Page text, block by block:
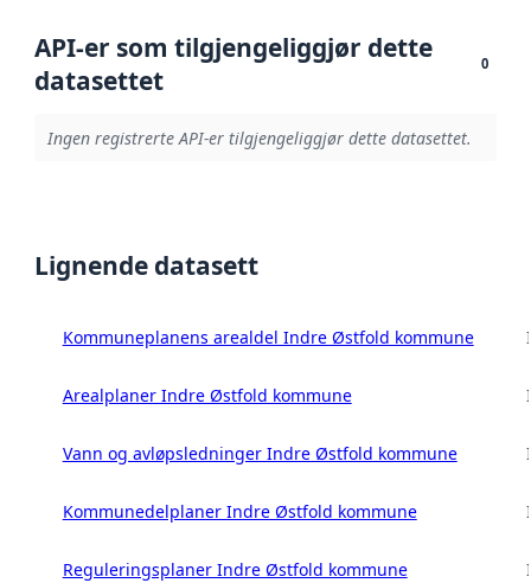
API-er som tilgjengeliggjør dette
datasettet
0
Ingen registrerte API-er tilgjengeliggjør dette datasettet.
Lignende datasett
Kommuneplanens arealdel Indre Østfold kommune
Arealplaner Indre Østfold kommune
Vann og avløpsledninger Indre Østfold kommune
Kommunedelplaner Indre Østfold kommune
Reguleringsplaner Indre Østfold kommune